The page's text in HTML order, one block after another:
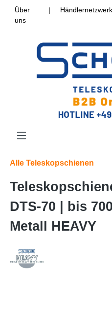
Über
uns
| Händlernetzwerk
Alle Teleskopschienen
DTS-70 | bis
Metall HEAVY